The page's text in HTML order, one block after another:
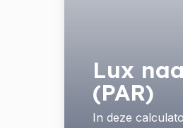
Lux
(PAR)
In deze